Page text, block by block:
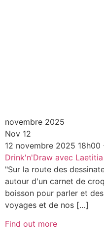
novembre 2025
Nov 12
12 novembre 2025 18h00
Drink'n'Draw avec Laetitia
"Sur la route des
autour d'un carnet de
boisson pour parler et
voyages et de nos […]
Find out more